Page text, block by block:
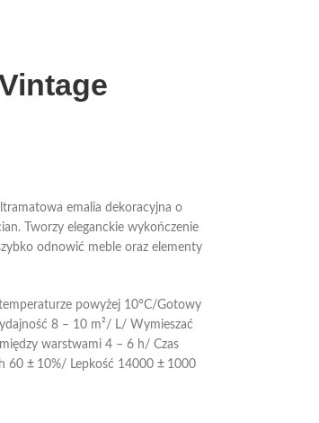
emalia dekoracyjna o
Tworzy eleganckie wykończenie
odnowić meble oraz elementy
powyżej 10°C/Gotowy
8 – 10 m²/ L/ Wymieszać
warstwami 4 – 6 h/ Czas
60 ± 10%/ Lepkość 14000 ± 1000